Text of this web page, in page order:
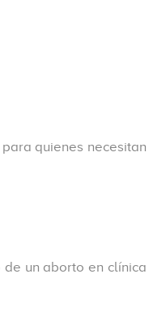
quienes necesitan
un aborto en clínica